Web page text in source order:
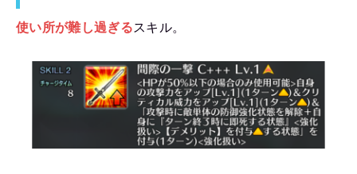
使い所が難し過ぎるスキル。